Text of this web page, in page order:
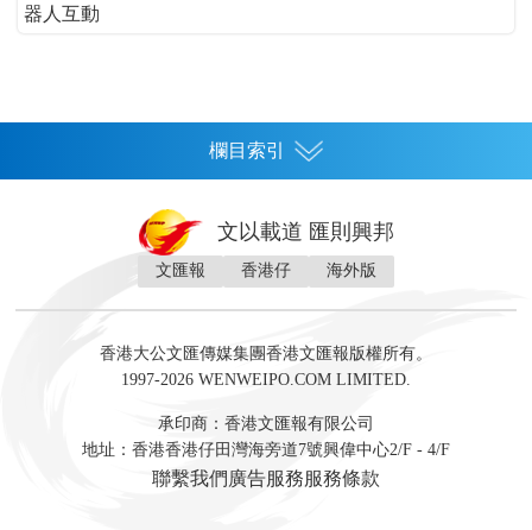
器人互動
欄目索引
灣區人
財經 地產 投資 財評 數字經濟
訪談 直播 經湋論
藝術 文學
文以載道 匯則興邦
文匯報 香港仔 海外版
香港大公文匯傳媒集團香港文匯報版權所有。
1997-2026 WENWEIPO.COM LIMITED.
承印商：香港文匯報有限公司
地址：香港香港仔田灣海旁道7號興偉中心2/F - 4/F
聯繫我們 廣告服務服務條款